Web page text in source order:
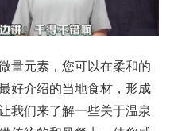
量元素，您可以在柔和的
好介绍的当地食材，形成
我们来了解一些关于温泉